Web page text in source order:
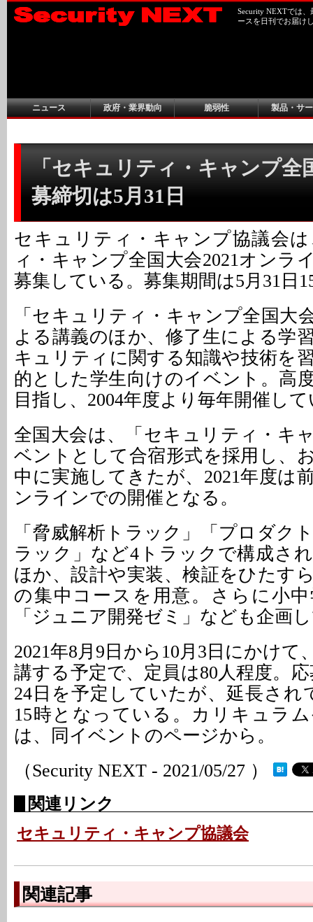
Security NEXTでは
ースを日刊でお届け
ニュース 政府・業界動向 脆弱性 製品・サ
「セキュリティ・キャンプ全
募締切は5月31日
セキュリティ・キャンプ協議会
ィ・キャンプ全国大会2021オンラ
募集している。募集期間は5月31日
「セキュリティ・キャンプ全国大
よる講義のほか、修了生による学
キュリティに関する知識や技術を
的とした学生向けのイベント。高
目指し、2004年度より毎年開催し
全国大会は、「セキュリティ・キ
ベントとして合宿形式を採用し、
中に実施してきたが、2021年度は
ンラインでの開催となる。
「脅威解析トラック」「プロダク
ラック」など4トラックで構成さ
ほか、設計や実装、検証をひたす
の集中コースを用意。さらに小
「ジュニア開発ゼミ」なども企画
2021年8月9日から10月3日にかけて
講する予定で、定員は80人程度。
24日を予定していたが、延長され
15時となっている。カリキュラ
は、同イベントのページから。
（Security NEXT - 2021/05/27 ）
関連リンク
セキュリティ・キャンプ協議会
関連記事